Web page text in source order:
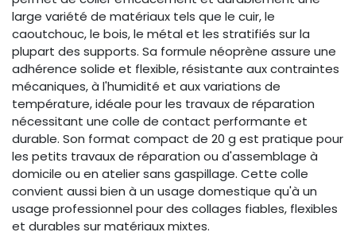
large variété de matériaux tels que le cuir, le
caoutchouc, le bois, le métal et les stratifiés sur la
plupart des supports. Sa formule néoprène assure une
adhérence solide et flexible, résistante aux contraintes
mécaniques, à l'humidité et aux variations de
température, idéale pour les travaux de réparation
nécessitant une colle de contact performante et
durable. Son format compact de 20 g est pratique pour
les petits travaux de réparation ou d'assemblage à
domicile ou en atelier sans gaspillage. Cette colle
convient aussi bien à un usage domestique qu'à un
usage professionnel pour des collages fiables, flexibles
et durables sur matériaux mixtes.